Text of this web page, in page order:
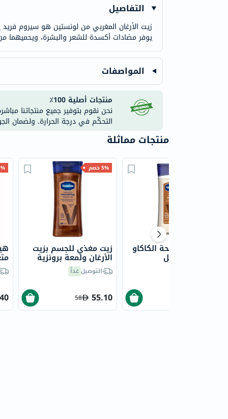
التفاصيل
زيت الأرغان المغربي من لونستين هو سيروم فريد
يوفر مضادات أكسدة للشعر والبشرة، ويحميهما من
المواصفات
منتجات أصلية 100٪
نحن نقوم بتوفير جميع منتجاتنا
التحكّم في درجة الحرارة. ولضمان
منتجات مماثلة
5% خصم
زيت مغذي للجسم بزيت
الأرغان ولمعة برونزية
ملالتوصيلغداً
55.10
58
زيت جسم برائحة الكاكاو